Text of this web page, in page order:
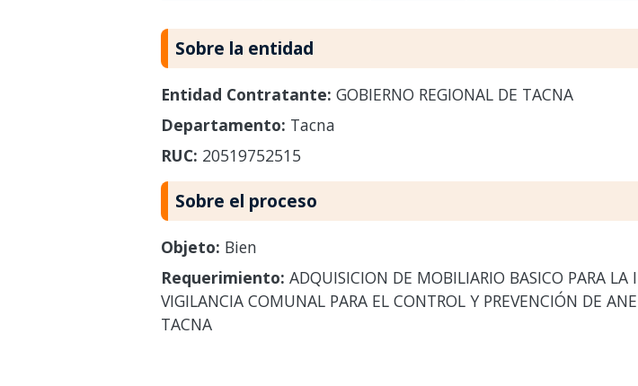
Sobre la entidad
Entidad Contratante: GOBIERNO REGIONAL DE TACNA
Departamento: Tacna
RUC: 20519752515
Sobre el proceso
Objeto: Bien
Requerimiento: ADQUISICION DE MOBILIARIO BASICO PARA
VIGILANCIA COMUNAL PARA EL CONTROL Y PREVENCIÓN DE
TACNA